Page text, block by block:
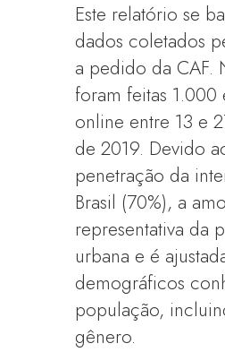
Este relatório se
dados coletados
a pedido da CAF.
foram feitas 1.000
online entre 13 e
de 2019. Devido
penetração da
Brasil (70%), a
representativa da
urbana e é
demográficos
população,
gênero.